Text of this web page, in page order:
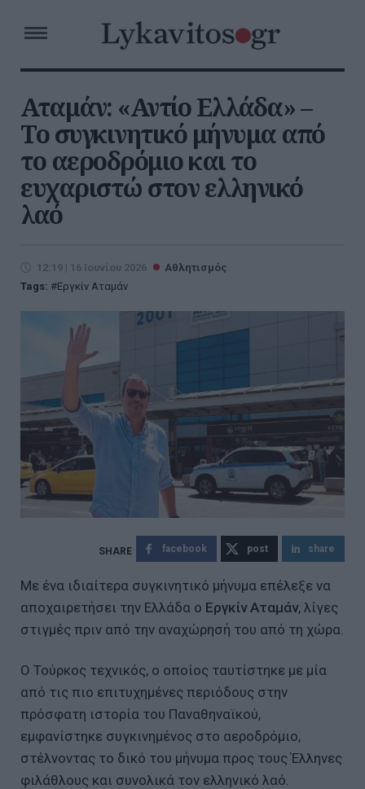
Αταμάν: «Αντίο Ελλάδα» –
Το συγκινητικό μήνυμα από
το αεροδρόμιο και το
ευχαριστώ στον ελληνικό
λαό
12:19 | 16 Ιουνίου 2026
Αθλητισμός
Tags:
Εργκίν Αταμάν
facebook post share
Με ένα ιδιαίτερα συγκινητικό μήνυμα επέλεξε να
αποχαιρετήσει την Ελλάδα ο Εργκίν Αταμάν, λίγες
στιγμές πριν από την αναχώρησή του από τη χώρα.
Ο Τούρκος τεχνικός, ο οποίος ταυτίστηκε με μία
από τις πιο επιτυχημένες περιόδους στην
πρόσφατη ιστορία του Παναθηναϊκού,
εμφανίστηκε συγκινημένος στο αεροδρόμιο,
στέλνοντας το δικό του μήνυμα προς τους Έλληνες
φιλάθλους και συνολικά τον ελληνικό λαό.